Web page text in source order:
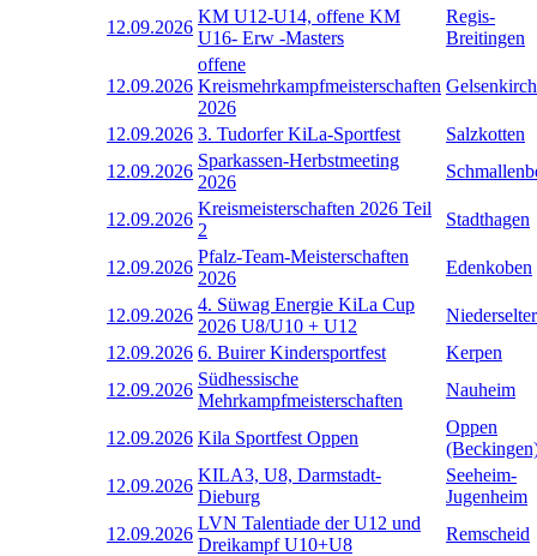
12.09.2026
KM U12-U14, offene KM
U16- Erw -Masters
Regis-
Breitingen
12.09.2026
offene
Kreismehrkampfmeisterschaften
2026
12.09.2026 3. Tudorfer KiLa-Sportfest
Salzkotten
12.09.2026
Sparkassen-Herbstmeeting
2026
12.09.2026
Kreismeisterschaften 2026 Teil
2
Stadthagen
12.09.2026
Pfalz-Team-Meisterschaften
2026
Edenkoben
12.09.2026
4. Süwag Energie KiLa Cup
2026 U8/U10 + U12
12.09.2026 6. Buirer Kindersportfest
Kerpen
12.09.2026
Südhessische
Mehrkampfmeisterschaften
Nauheim
12.09.2026 Kila Sportfest Oppen
Oppen
12.09.2026
KILA3, U8, Darmstadt-
Dieburg
Seeheim-
Jugenheim
12.09.2026
LVN Talentiade der U12 und
Dreikampf U10+U8
Remscheid